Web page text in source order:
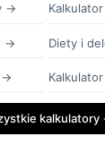
→
→ Diety i
→
kalkulatory